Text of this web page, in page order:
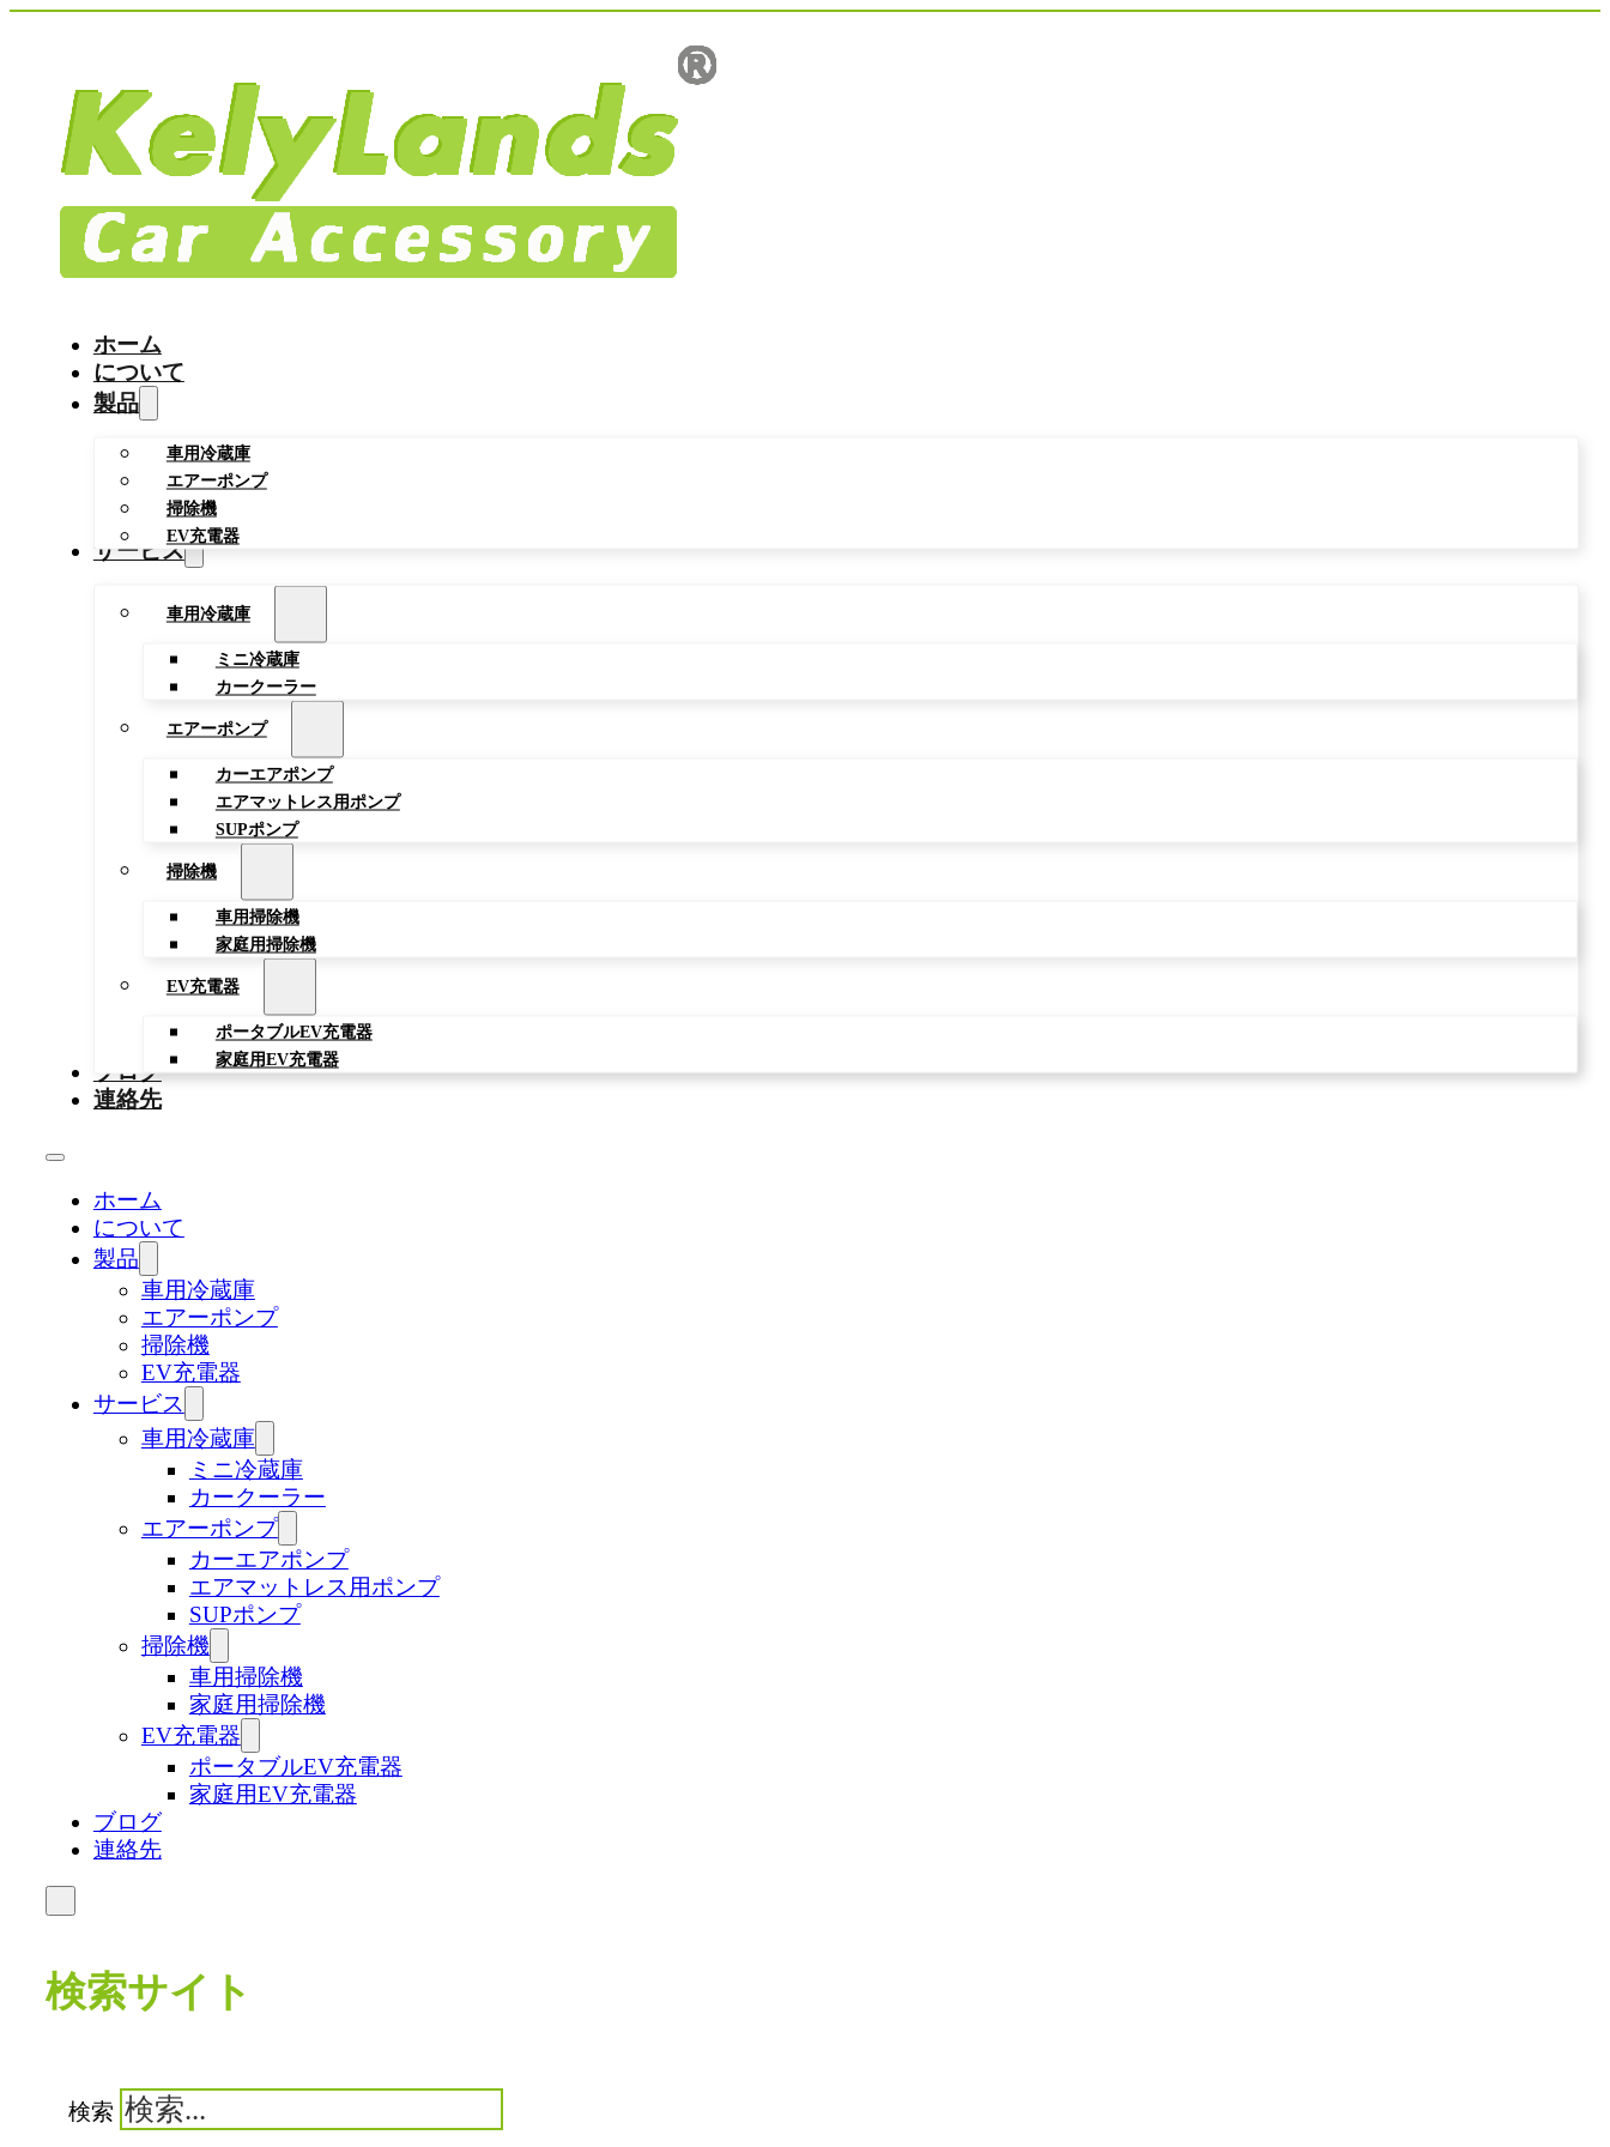
ホーム
について
製品
車用冷蔵庫
エアーポンプ
掃除機
EV充電器
サービス
車用冷蔵庫
ミニ冷蔵庫
カークーラー
エアーポンプ
カーエアポンプ
エアマットレス用ポンプ
SUPポンプ
掃除機
車用掃除機
家庭用掃除機
EV充電器
ポータブルEV充電器
家庭用EV充電器
ブログ
連絡先
ホーム
について
製品
車用冷蔵庫
エアーポンプ
掃除機
EV充電器
サービス
車用冷蔵庫
ミニ冷蔵庫
カークーラー
エアーポンプ
カーエアポンプ
エアマットレス用ポンプ
SUPポンプ
掃除機
車用掃除機
家庭用掃除機
EV充電器
ポータブルEV充電器
家庭用EV充電器
ブログ
連絡先
検索サイト
検索